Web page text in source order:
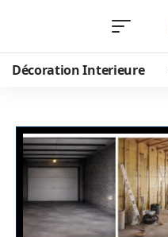
Décoration Interieure